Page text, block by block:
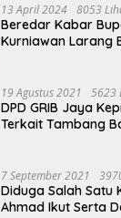
13 April 2024 8053
Beredar Kabar
Kurniawan Larang
19 Agustus 2021 5623
DPD GRIB Jaya
Terkait Tambang
7 September 2021
Diduga Salah Satu
Ahmad Ikut Serta